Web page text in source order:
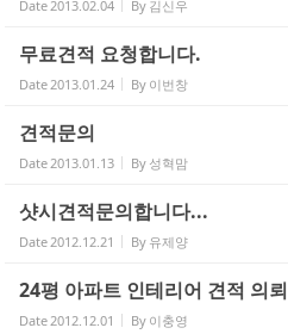
Date 2013.02.04 By 김신우
무료견적 요청합니다.
Date 2013.01.24 By 이번창
견적문의
Date 2013.01.13 By 성혁맘
샷시견적문의합니다...
Date 2012.12.21 By 유제양
24평 아파트 인테리어 견적 의뢰
Date 2012.12.01 By 이충영